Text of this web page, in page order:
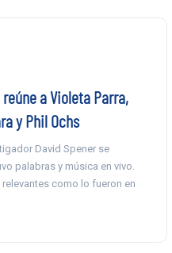
a Violeta Parra,
y Phil Ochs
David Spener se
palabras y música en vivo.
como lo fueron en